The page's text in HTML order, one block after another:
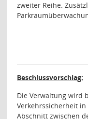
zweiter Reihe.
Beschlussvorschlag:
Die Verwaltung wird
Verkehrssicherheit
Abschnitt zwischen